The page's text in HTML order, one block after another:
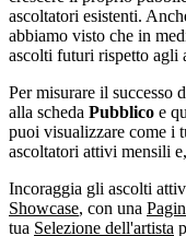
ascoltatori esistenti.
abbiamo visto che in
ascolti futuri rispetto agli
Per misurare il successo
alla scheda Pubblico e
puoi visualizzare come i
ascoltatori attivi mensili
Incoraggia gli ascolti
Showcase, con una
tua Selezione dell'artista